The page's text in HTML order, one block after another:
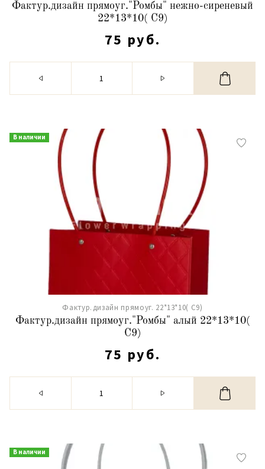
Фактур.дизайн прямоуг."Ромбы" нежно-сиреневый
22*13*10( С9)
75 руб.
В наличии
Фактур.дизайн прямоуг. 22*13*10( С9)
Фактур.дизайн прямоуг."Ромбы" алый 22*13*10(
С9)
75 руб.
В наличии